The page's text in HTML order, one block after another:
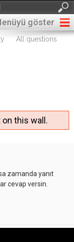
göster
All questions
this wall.
zamanda yanıt
cevap versin.